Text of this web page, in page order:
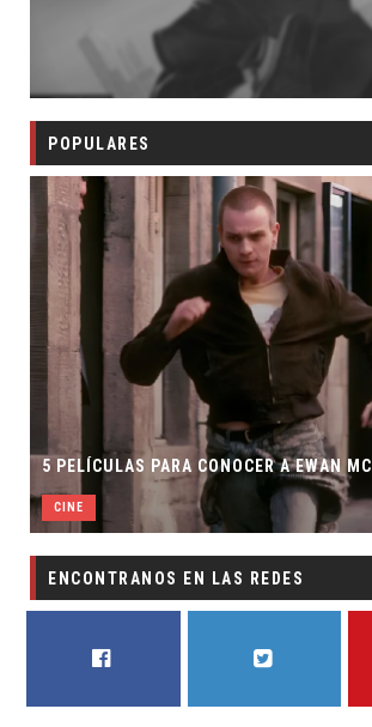
POPULARES
5 PELÍCULAS PARA CONOCER A EWAN
CINE
ENCONTRANOS EN LAS REDES